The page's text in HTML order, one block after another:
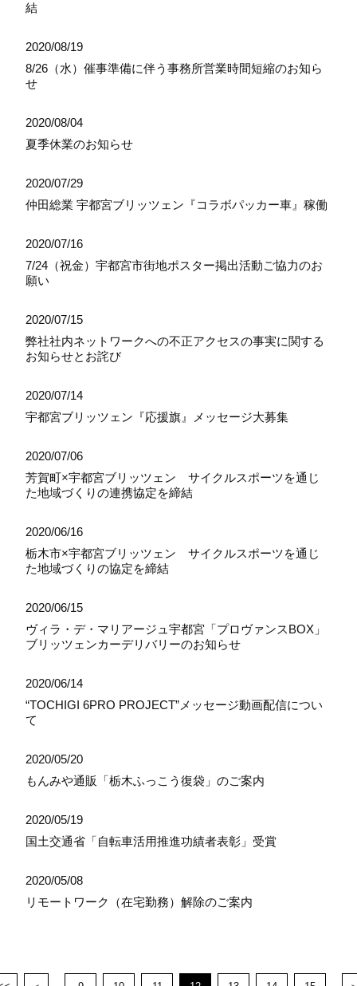
結
2020/08/19
8/26（水）催事準備に伴う事務所営業時間短縮のお知ら
せ
2020/08/04
夏季休業のお知らせ
2020/07/29
仲田総業 宇都宮ブリッツェン『コラボパッカー車』稼働
2020/07/16
7/24（祝金）宇都宮市街地ポスター掲出活動ご協力のお
願い
2020/07/15
弊社社内ネットワークへの不正アクセスの事実に関する
お知らせとお詫び
2020/07/14
宇都宮ブリッツェン『応援旗』メッセージ大募集
2020/07/06
芳賀町×宇都宮ブリッツェン サイクルスポーツを通じ
た地域づくりの連携協定を締結
2020/06/16
栃木市×宇都宮ブリッツェン サイクルスポーツを通じ
た地域づくりの協定を締結
2020/06/15
ヴィラ・デ・マリアージュ宇都宮「プロヴァンスBOX」
ブリッツェンカーデリバリーのお知らせ
2020/06/14
“TOCHIGI 6PRO PROJECT”メッセージ動画配信につい
て
2020/05/20
もんみや通販「栃木ふっこう復袋」のご案内
2020/05/19
国土交通省「自転車活用推進功績者表彰」受賞
2020/05/08
リモートワーク（在宅勤務）解除のご案内